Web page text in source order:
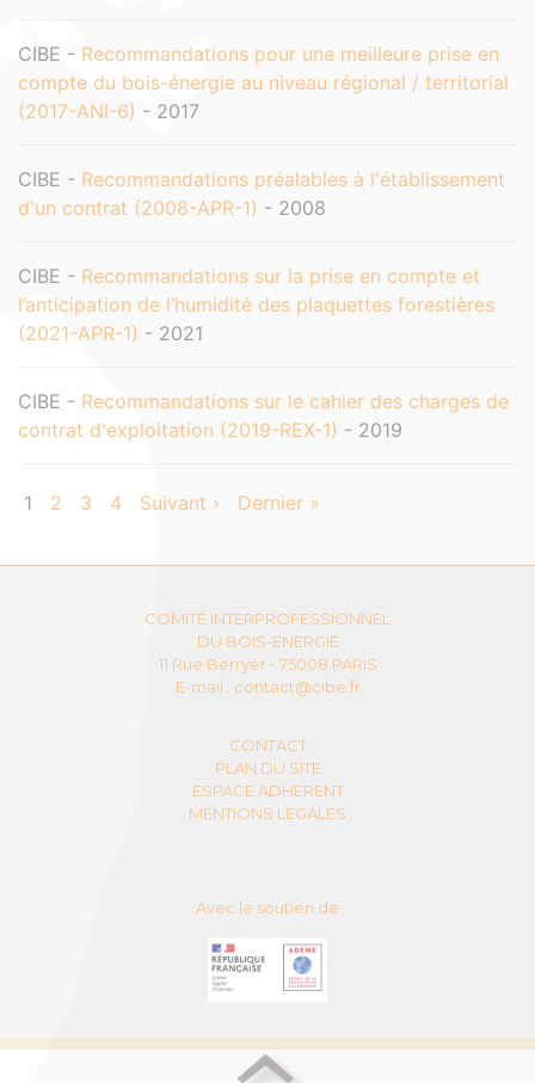
CIBE - Recommandations pour une meilleure prise en
compte du bois-énergie au niveau régional / territorial
(2017-ANI-6) - 2017
CIBE - Recommandations préalables à l'établissement
d'un contrat (2008-APR-1) - 2008
CIBE - Recommandations sur la prise en compte et
l’anticipation de l’humidité des plaquettes forestières
(2021-APR-1) - 2021
CIBE - Recommandations sur le cahier des charges de
contrat d'exploitation (2019-REX-1) - 2019
1 2 3 4 Suivant › Dernier »
COMITÉ INTERPROFESSIONNEL
DU BOIS-ENERGIE
11 Rue Berryer - 75008 PARIS
E-mail : contact@cibe.fr
CONTACT
PLAN DU SITE
ESPACE ADHERENT
MENTIONS LEGALES
Avec le soutien de